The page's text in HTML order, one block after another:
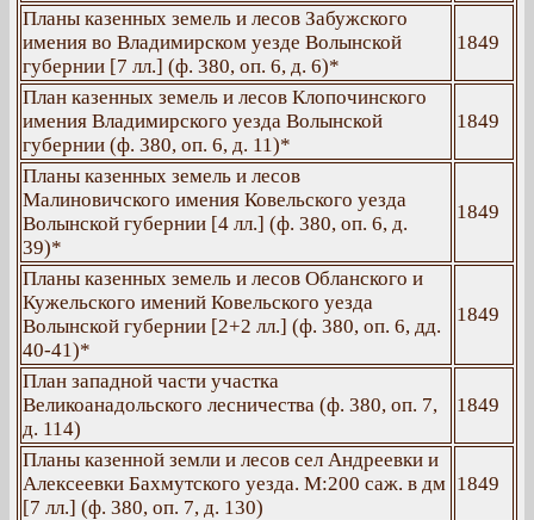
Планы казенных земель и лесов Забужского
имения во Владимирском уезде Волынской
губернии [7 лл.] (ф. 380, оп. 6, д. 6)*
1849
План казенных земель и лесов Клопочинского
имения Владимирского уезда Волынской
губернии (ф. 380, оп. 6, д. 11)*
1849
Планы казенных земель и лесов
Малиновичского имения Ковельского уезда
Волынской губернии [4 лл.] (ф. 380, оп. 6, д.
39)*
1849
Планы казенных земель и лесов Обланского и
Кужельского имений Ковельского уезда
Волынской губернии [2+2 лл.] (ф. 380, оп. 6, дд.
40-41)*
1849
План западной части участка
Великоанадольского лесничества (ф. 380, оп. 7,
д. 114)
1849
Планы казенной земли и лесов сел Андреевки и
Алексеевки Бахмутского уезда. М:200 саж. в дм
[7 лл.] (ф. 380, оп. 7, д. 130)
1849